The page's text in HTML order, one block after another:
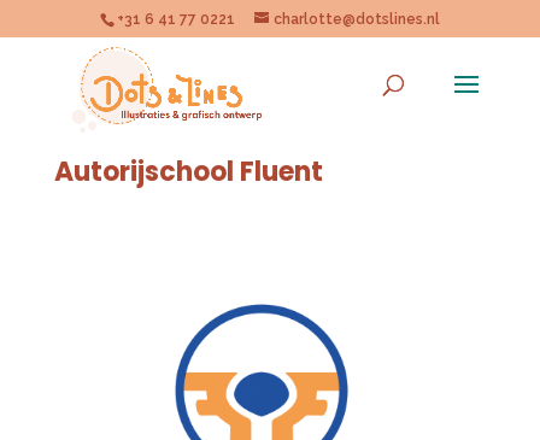
+31 6 41 77 0221 charlotte@dotslines.nl
Autorijschool Fluent